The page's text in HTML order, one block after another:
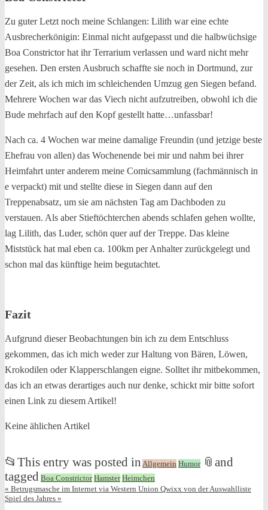
Zu guter Letzt noch meine Schlangen: Lilith war eine echte
Ausbrecherkönigin: Einmal nicht aufgepasst und die halbwüchsige
Boa Constrictor hat ihr Terrarium verlassen und ward nicht mehr
gesehen. Den ersten Ausbruch schaffte sie noch in Dortmund, zur
der Zeit, als ich mich im schleichenden Umzug gen Siegen befand.
Mehrere Wochen war das Viech nicht aufzutreiben, obwohl ich die
Bude mehrfach auf den Kopf gestellt hatte…unfassbar!
Nach ca. 4 Wochen war meine damalige Freundin (und jetzige beste
Ehefrau von allen) das Wochenende bei mir und nahm bei ihrer
Heimfahrt unter anderem meine Comicsammlung (fachmännisch in
e verpackt) mit und stellte diese in Siegen dann auf den
Treppenabsatz, um sie am nächsten Tag am Dachboden zu
verstauen. Als aber Stieftöchterchen abends schlafen gehen wollte,
lag Lilith, das Luder, schön quer auf der Treppe. Das kleine
Miststück hat mal eben ca. 100km per Anhalter zurückgelegt und
schon mal das künftige heim begutachtet.
Fazit
Aufgrund dieser Beobachtungen bin ich zu dem Entschluss
gekommen, das ich mich weder zur Haltung von Bären, Löwen,
Krokodilen oder Klapperschlangen eigne. Solltet ihr mitbekommen,
das ich an etwas derartiges auch nur denke, schickt mir bitte sofort
einen Link zu diesem Artikel!
Keine ählichen Artikel
📂 This entry was posted in Allgemein Humor 📎 and
tagged Boa Constrictor Hamster Heimchen
« Betrugsmasche im Internet via Western Union Qwixx von der Auswahlliste
Spiel des Jahres »